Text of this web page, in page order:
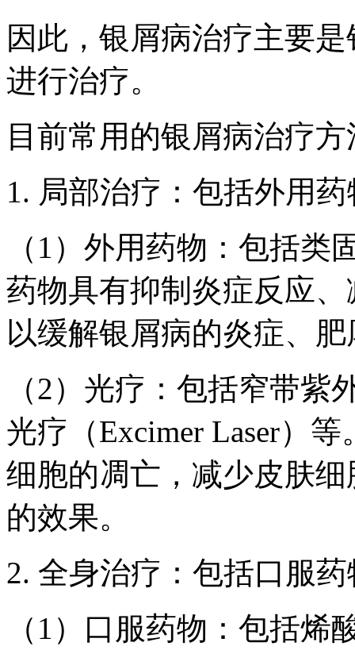
因此，银屑病治疗主要
进行治疗。
目前常用的银屑病治疗
1. 局部治疗：包括外用
（1）外用药物：包括
药物具有抑制炎症反应
以缓解银屑病的炎症、
（2）光疗：包括窄带
光疗（Excimer Laser）
细胞的凋亡，减少皮肤
的效果。
2. 全身治疗：包括口服
（1）口服药物：包括